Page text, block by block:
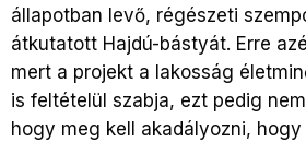
állapotban levő, régészeti
átkutatott Hajdú-bástyát. Erre
mert a projekt a lakosság
is feltételül szabja, ezt pedig
hogy meg kell akadályozni, hogy